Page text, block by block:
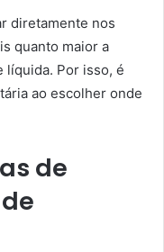
diretamente nos
quanto maior a
líquida. Por isso, é
ao escolher onde
de